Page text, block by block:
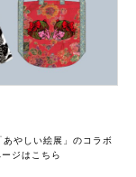
やしい絵展」のコラボ